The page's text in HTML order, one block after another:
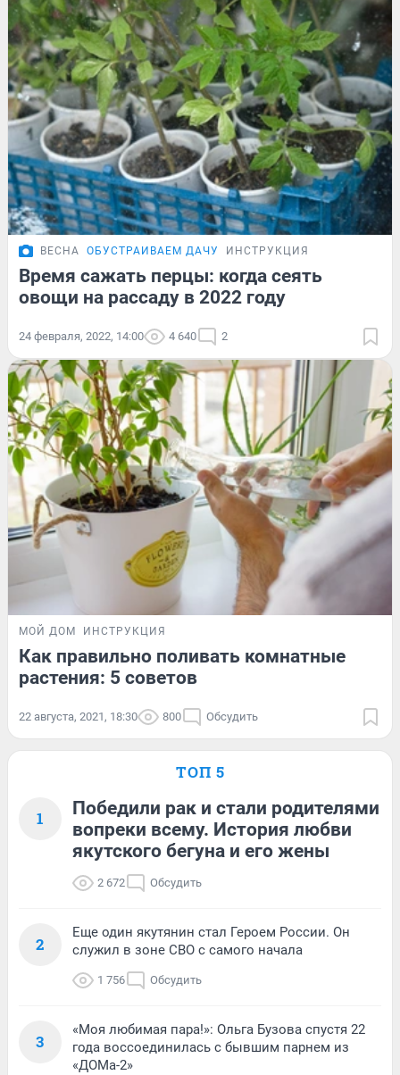
ВЕСНА ОБУСТРАИВАЕМ ДАЧУ ИНСТРУКЦИЯ
Время сажать перцы: когда сеять
овощи на рассаду в 2022 году
24 февраля, 2022, 14:00 4 640 2
МОЙ ДОМ ИНСТРУКЦИЯ
Как правильно поливать комнатные
растения: 5 советов
22 августа, 2021, 18:30 800 Обсудить
ТОП 5
1
Победили рак и стали родителями
вопреки всему. История любви
якутского бегуна и его жены
2 672 Обсудить
2
Еще один якутянин стал Героем России. Он
служил в зоне СВО с самого начала
1 756 Обсудить
3
«Моя любимая пара!»: Ольга Бузова спустя 22
года воссоединилась с бывшим парнем из
«ДОМа-2»